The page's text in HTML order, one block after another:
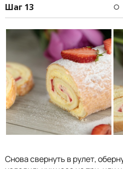
Шаг 13
Снова свернуть в рулет,